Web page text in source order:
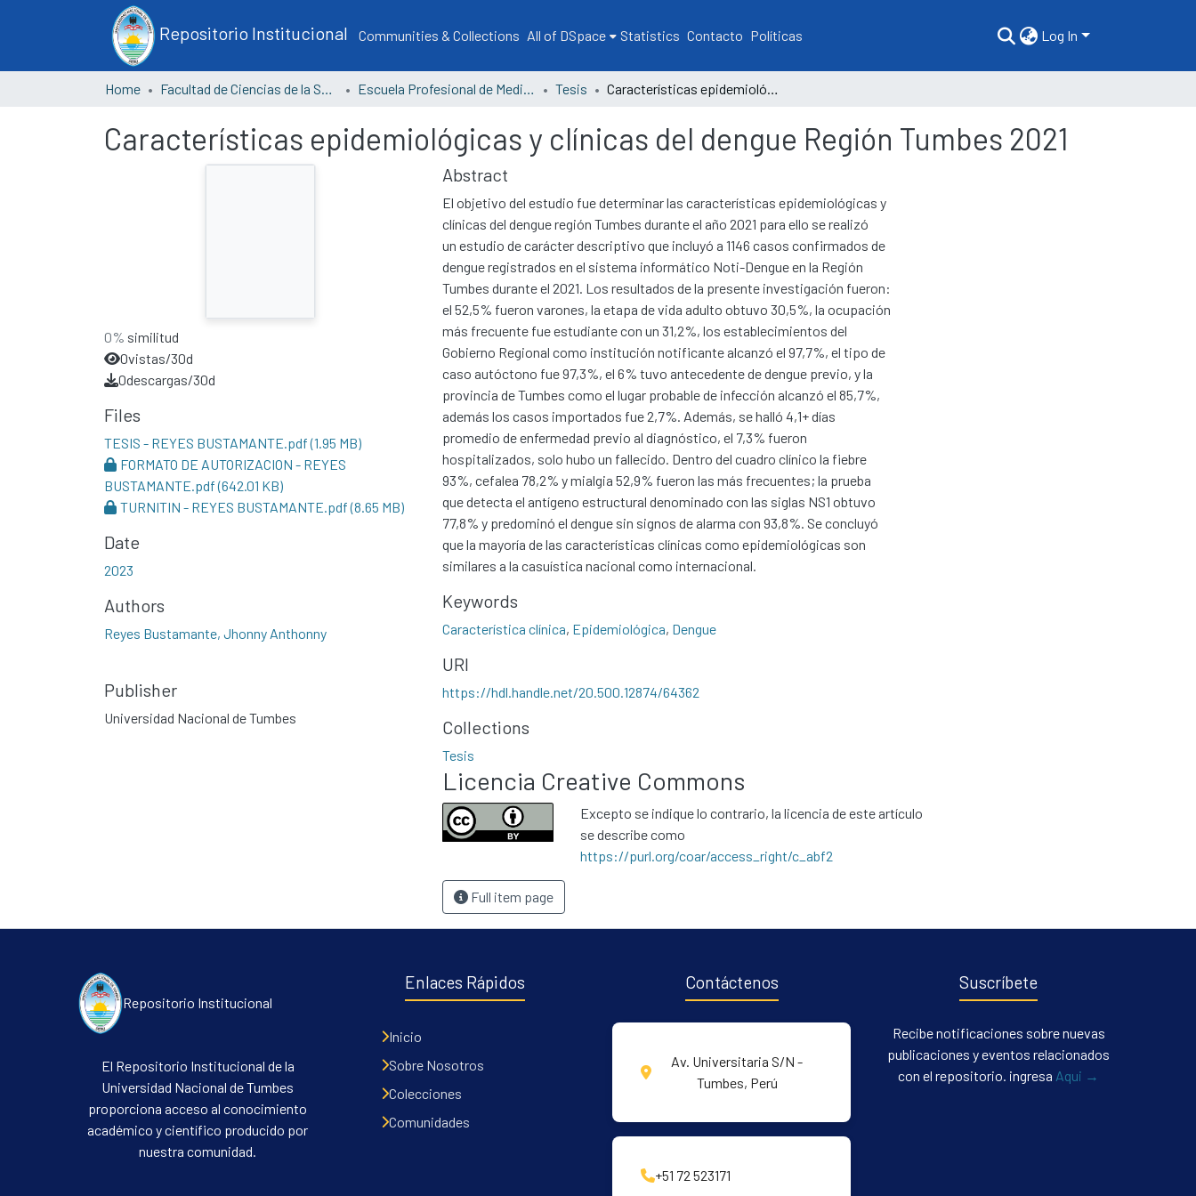
Repositorio Institucional Communities & Collections All of DSpace Statistics Contacto Políticas Log In
Home Facultad de Ciencias de la Salud Escuela Profesional de Medicina Humana Tesis Características epidemiológicas y clínicas del dengue Región Tumbes 2021
Características epidemiológicas y clínicas del dengue Región Tumbes 2021
0% similitud
0vistas/30d
0descargas/30d
Files
TESIS - REYES BUSTAMANTE.pdf(1.95 MB)
FORMATO DE AUTORIZACION - REYES
BUSTAMANTE.pdf(642.01 KB)
TURNITIN - REYES BUSTAMANTE.pdf(8.65 MB)
Date
2023
Authors
Reyes Bustamante, Jhonny Anthonny
Publisher
Universidad Nacional de Tumbes
Abstract
El objetivo del estudio fue determinar las características epidemiológicas y
clínicas del dengue región Tumbes durante el año 2021 para ello se realizó
un estudio de carácter descriptivo que incluyó a 1146 casos confirmados de
dengue registrados en el sistema informático Noti-Dengue en la Región
Tumbes durante el 2021. Los resultados de la presente investigación fueron:
el 52,5% fueron varones, la etapa de vida adulto obtuvo 30,5%, la ocupación
más frecuente fue estudiante con un 31,2%, los establecimientos del
Gobierno Regional como institución notificante alcanzó el 97,7%, el tipo de
caso autóctono fue 97,3%, el 6% tuvo antecedente de dengue previo, y la
provincia de Tumbes como el lugar probable de infección alcanzó el 85,7%,
además los casos importados fue 2,7%. Además, se halló 4,1+ días
promedio de enfermedad previo al diagnóstico, el 7,3% fueron
hospitalizados, solo hubo un fallecido. Dentro del cuadro clínico la fiebre
93%, cefalea 78,2% y mialgia 52,9% fueron las más frecuentes; la prueba
que detecta el antígeno estructural denominado con las siglas NS1 obtuvo
77,8% y predominó el dengue sin signos de alarma con 93,8%. Se concluyó
que la mayoría de las características clínicas como epidemiológicas son
similares a la casuística nacional como internacional.
Keywords
Característica clínica, Epidemiológica, Dengue
URI
https://hdl.handle.net/20.500.12874/64362
Collections
Tesis
Licencia Creative Commons
Excepto se indique lo contrario, la licencia de este artículo
se describe como
https://purl.org/coar/access_right/c_abf2
Full item page
Repositorio Institucional
El Repositorio Institucional de la
Universidad Nacional de Tumbes
proporciona acceso al conocimiento
académico y científico producido por
nuestra comunidad.
Enlaces Rápidos
Inicio
Sobre Nosotros
Colecciones
Comunidades
Contáctenos
Av. Universitaria S/N -
Tumbes, Perú
+51 72 523171
Suscríbete
Recibe notificaciones sobre nuevas
publicaciones y eventos relacionados
con el repositorio. ingresa Aqui →